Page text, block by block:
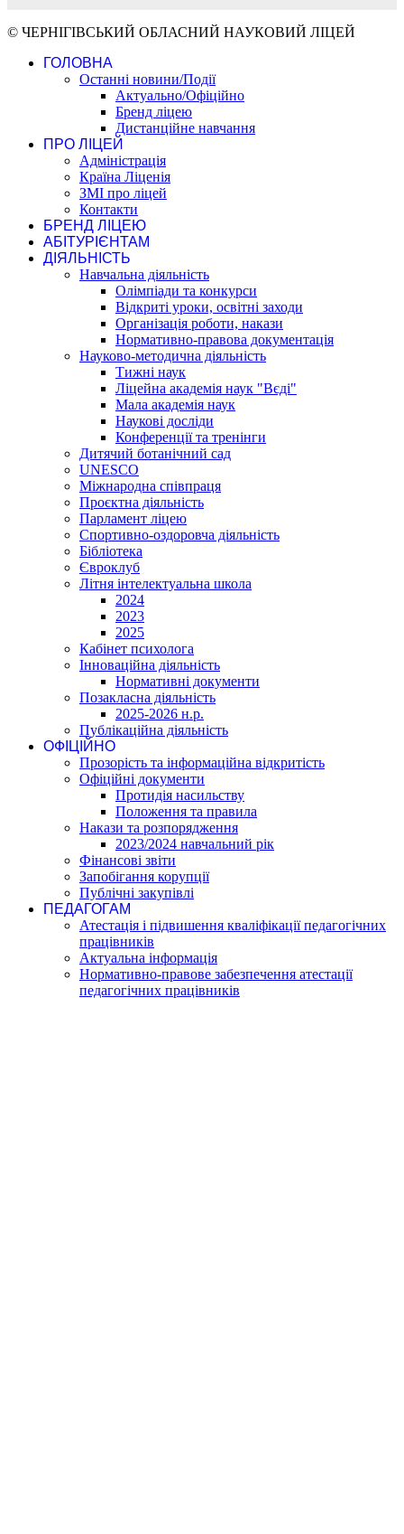
© ЧЕРНІГІВСЬКИЙ ОБЛАСНИЙ НАУКОВИЙ ЛІЦЕЙ
ГОЛОВНА
Останні новини/Події
Актуально/Офіційно
Бренд ліцею
Дистанційне навчання
ПРО ЛІЦЕЙ
Адміністрація
Країна Ліценія
ЗМІ про ліцей
Контакти
БРЕНД ЛІЦЕЮ
АБІТУРІЄНТАМ
ДІЯЛЬНІСТЬ
Навчальна діяльність
Олімпіади та конкурси
Відкриті уроки, освітні заходи
Організація роботи, накази
Нормативно-правова документація
Науково-методична діяльність
Тижні наук
Ліцейна академія наук "Вєді"
Мала академія наук
Наукові досліди
Конференції та тренінги
Дитячий ботанічний сад
UNESCO
Міжнародна співпраця
Проєктна діяльність
Парламент ліцею
Спортивно-оздоровча діяльність
Бібліотека
Євроклуб
Літня інтелектуальна школа
2024
2023
2025
Кабінет психолога
Інноваційна діяльність
Нормативні документи
Позакласна діяльність
2025-2026 н.р.
Публікаційна діяльність
ОФІЦІЙНО
Прозорість та інформаційна відкритість
Офіційні документи
Протидія насильству
Положення та правила
Накази та розпорядження
2023/2024 навчальний рік
Фінансові звіти
Запобігання корупції
Публічні закупівлі
ПЕДАГОГАМ
Атестація і підвишення кваліфікації педагогічних
працівників
Актуальна інформація
Нормативно-правове забезпечення атестації
педагогічних працівників